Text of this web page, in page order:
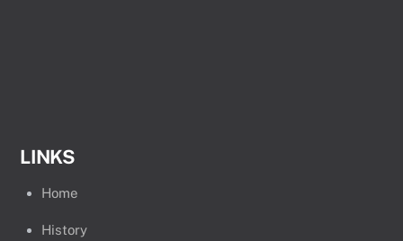
LINKS
Home
History